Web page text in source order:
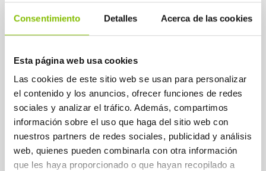
Consentimiento Detalles Acerca de las cookies
Esta página web usa cookies
Las cookies de este sitio web se usan para personalizar
el contenido y los anuncios, ofrecer funciones de redes
sociales y analizar el tráfico. Además, compartimos
información sobre el uso que haga del sitio web con
nuestros partners de redes sociales, publicidad y análisis
web, quienes pueden combinarla con otra información
que les haya proporcionado o que hayan recopilado a